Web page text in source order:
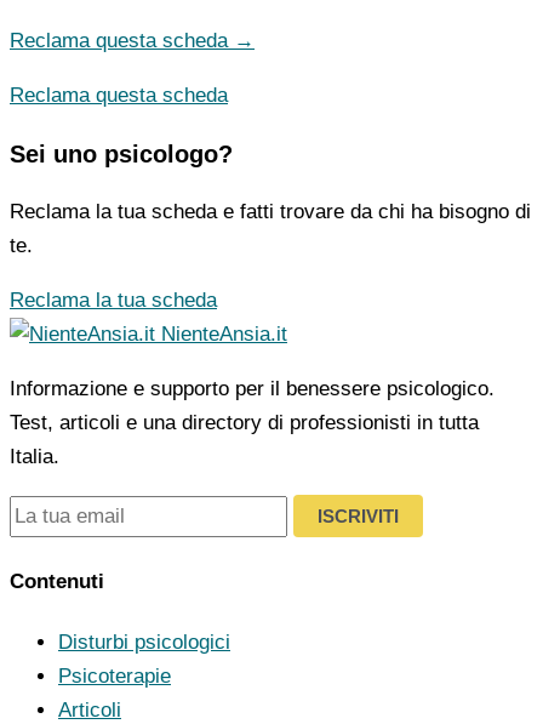
Reclama questa scheda →
Reclama questa scheda
Sei uno psicologo?
Reclama la tua scheda e fatti trovare da chi ha bisogno di
te.
Reclama la tua scheda
NienteAnsia.it
Informazione e supporto per il benessere psicologico.
Test, articoli e una directory di professionisti in tutta
Italia.
ISCRIVITI
Contenuti
Disturbi psicologici
Psicoterapie
Articoli